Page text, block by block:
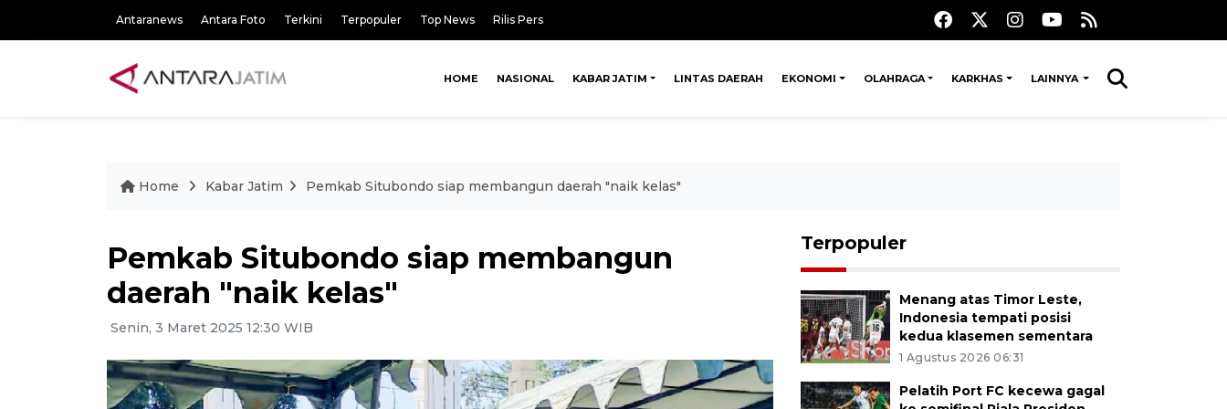
Antaranews Antara Foto Terkini Terpopuler Top News Rilis Pers
HOME NASIONAL KABAR JATIM LINTAS DAERAH EKONOMI OLAHRAGA KARKHAS LAINNYA
Home Kabar Jatim Pemkab Situbondo siap membangun daerah "naik kelas"
Pemkab Situbondo siap membangun
daerah "naik kelas"
Senin, 3 Maret 2025 12:30 WIB
Terpopuler
Menang atas Timor Leste,
Indonesia tempati posisi
kedua klasemen sementara
1 Agustus 2026 06:31
Pelatih Port FC kecewa gagal